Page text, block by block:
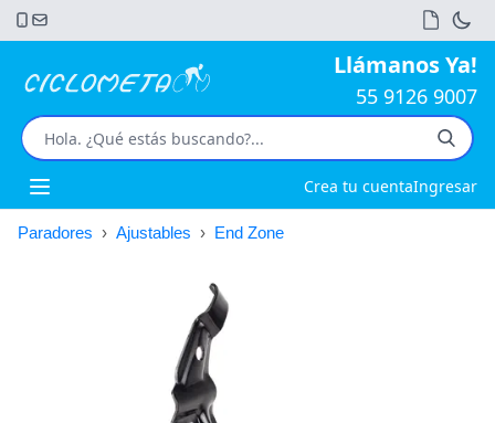
Llámanos Ya!
55 9126 9007
Open main menu Crea tu cuentaIngresar
Paradores › Ajustables › End Zone